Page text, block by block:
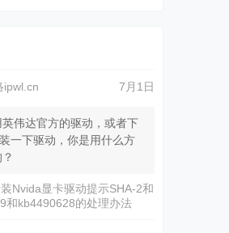
ipwl.cn 7月1日
伟达官方的驱动，或者下
一下驱动，你是用什么方
Nvida显卡驱动提示SHA-2和
和kb4490628的处理办法